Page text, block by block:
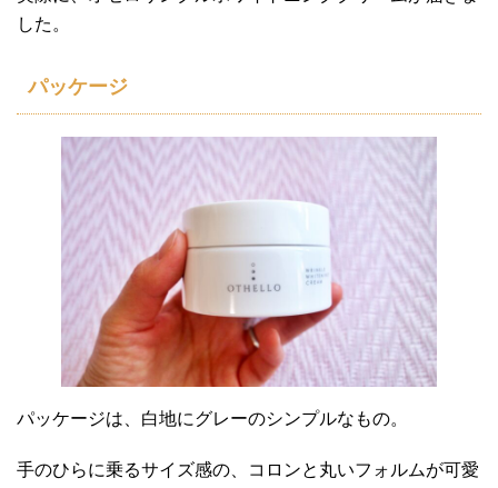
した。
パッケージ
パッケージは、白地にグレーのシンプルなもの。
手のひらに乗るサイズ感の、コロンと丸いフォルムが可愛